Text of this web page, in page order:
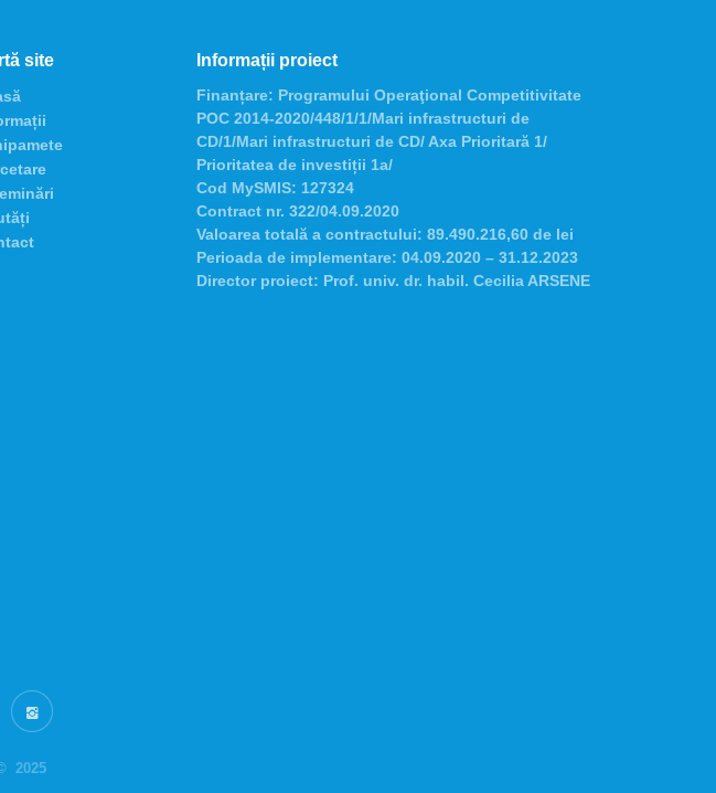
site Informații proiect
Finanțare: Programului Operaţional Competitivitate
POC 2014-2020/448/1/1/Mari infrastructuri de
CD/1/Mari infrastructuri de CD/ Axa Prioritară 1/
Prioritatea de investiții 1a/
Cod MySMIS: 127324
Contract nr. 322/04.09.2020
Valoarea totală a contractului: 89.490.216,60 de lei
Perioada de implementare: 04.09.2020 – 31.12.2023
Director proiect: Prof. univ. dr. habil. Cecilia ARSENE
2025